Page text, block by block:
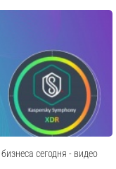
сегодня - видео